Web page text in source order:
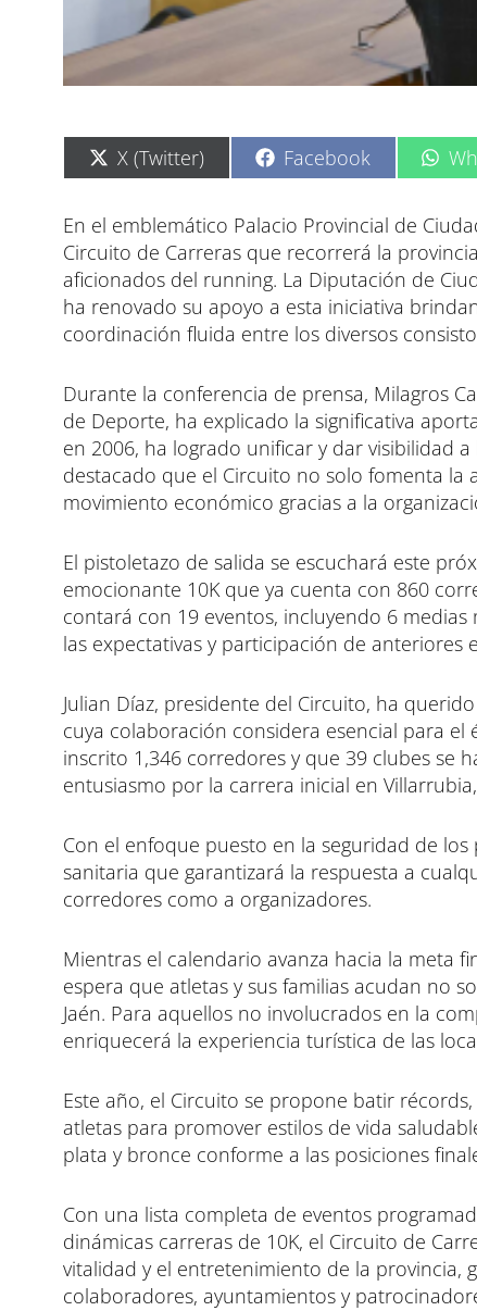
C
o
p
a
r
t
i
r
e
X (Twitter) C
o
p
a
r
t
i
r
e
Facebook C
o
p
a
r
t
i
r
e
En el emblemático Palacio Provincial de
Circuito de Carreras que recorrerá la
aficionados del running. La Diputación de
ha renovado su apoyo a esta iniciativa
coordinación fluida entre los diversos
Durante la conferencia de prensa, Milagros
de Deporte, ha explicado la significativa
en 2006, ha logrado unificar y dar visibilidad
destacado que el Circuito no solo fomenta la
movimiento económico gracias a la
El pistoletazo de salida se escuchará este
emocionante 10K que ya cuenta con 860
contará con 19 eventos, incluyendo 6
las expectativas y participación de anteriores
Julian Díaz, presidente del Circuito, ha
cuya colaboración considera esencial para el
inscrito 1,346 corredores y que 39 clubes se
entusiasmo por la carrera inicial en
Con el enfoque puesto en la seguridad de
sanitaria que garantizará la respuesta a
corredores como a organizadores.
Mientras el calendario avanza hacia la meta
espera que atletas y sus familias acudan no
Jaén. Para aquellos no involucrados en la
enriquecerá la experiencia turística de las
Este año, el Circuito se propone batir
atletas para promover estilos de vida
plata y bronce conforme a las posiciones
Con una lista completa de eventos
dinámicas carreras de 10K, el Circuito de
vitalidad y el entretenimiento de la provincia,
colaboradores, ayuntamientos y